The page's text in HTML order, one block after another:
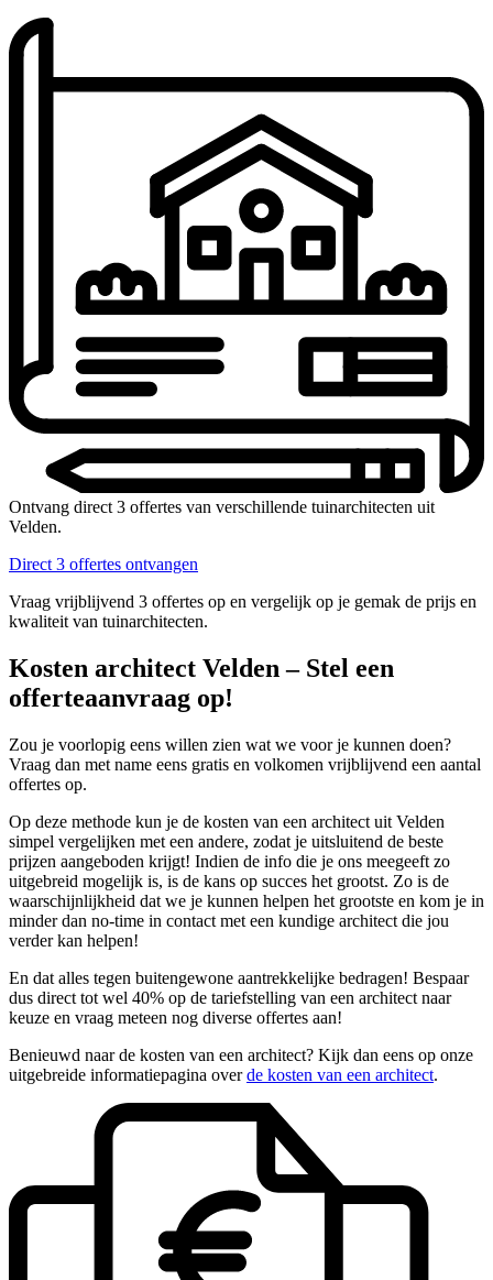
Ontvang direct 3 offertes van verschillende tuinarchitecten uit
Velden.
Direct 3 offertes ontvangen
Vraag vrijblijvend 3 offertes op en vergelijk op je gemak de prijs en
kwaliteit van tuinarchitecten.
Kosten architect Velden – Stel een
offerteaanvraag op!
Zou je voorlopig eens willen zien wat we voor je kunnen doen?
Vraag dan met name eens gratis en volkomen vrijblijvend een aantal
offertes op.
Op deze methode kun je de kosten van een architect uit Velden
simpel vergelijken met een andere, zodat je uitsluitend de beste
prijzen aangeboden krijgt! Indien de info die je ons meegeeft zo
uitgebreid mogelijk is, is de kans op succes het grootst. Zo is de
waarschijnlijkheid dat we je kunnen helpen het grootste en kom je in
minder dan no-time in contact met een kundige architect die jou
verder kan helpen!
En dat alles tegen buitengewone aantrekkelijke bedragen! Bespaar
dus direct tot wel 40% op de tariefstelling van een architect naar
keuze en vraag meteen nog diverse offertes aan!
Benieuwd naar de kosten van een architect? Kijk dan eens op onze
uitgebreide informatiepagina overde kosten van een architect.